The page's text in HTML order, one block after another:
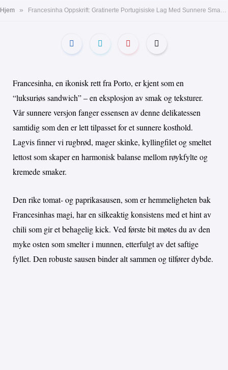
Hjem »
Francesinha, en ikonisk rett fra Porto, er kjent som en
“luksuriøs sandwich” – en eksplosjon av smak og teksturer.
Vår sunnere versjon fanger essensen av denne delikatessen
samtidig som den er lett tilpasset for et sunnere kosthold.
Lagvis finner vi rugbrød, mager skinke, kyllingfilet og smeltet
lettost som skaper en harmonisk balanse mellom røykfylte og
kremede smaker.
Den rike tomat- og paprikasausen, som er hemmeligheten bak
Francesinhas magi, har en silkeaktig konsistens med et hint av
chili som gir et behagelig kick. Ved første bit møtes du av den
myke osten som smelter i munnen, etterfulgt av det saftige
fyllet. Den robuste sausen binder alt sammen og tilfører dybde.